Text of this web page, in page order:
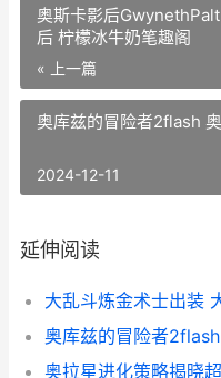
奥斯卡影后
后 柠檬冰牛奶笔趣阁
« 上一篇
奥库兹的冒险者2flash
2024-12-11
延伸阅读
大乱斗炼金术士出装
奥库兹的冒险者